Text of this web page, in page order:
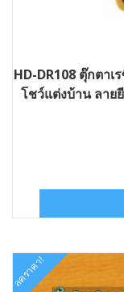
HD-DR108 ตุ๊กตาเ
โชว์แต่งบ้าน ลาย
ลดราคา!